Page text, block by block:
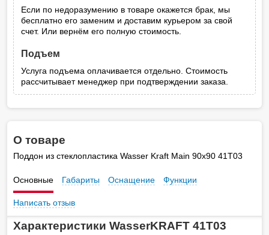
Если по недоразумению в товаре окажется брак, мы
бесплатно его заменим и доставим курьером за свой
счет. Или вернём его полную стоимость.
Подъем
Услуга подъема оплачивается отдельно. Стоимость
рассчитывает менеджер при подтверждении заказа.
О товаре
Поддон из стеклопластика Wasser Kraft Main 90х90 41T03
Основные Габариты Оснащение Функции
Написать отзыв
Характеристики WasserKRAFT 41T03